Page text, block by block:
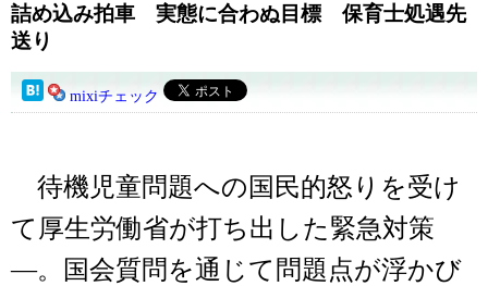
詰め込み拍車 実態に合わぬ目標 保育士処遇先
送り
mixiチェック
待機児童問題への国民的怒りを受け
て厚生労働省が打ち出した緊急対策
―。国会質問を通じて問題点が浮かび